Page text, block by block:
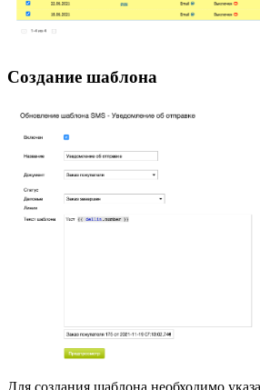
Создание шаблона